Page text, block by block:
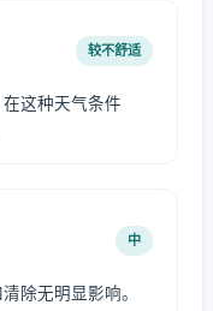
较不舒适
这种天气条件
中
除无明显影响。